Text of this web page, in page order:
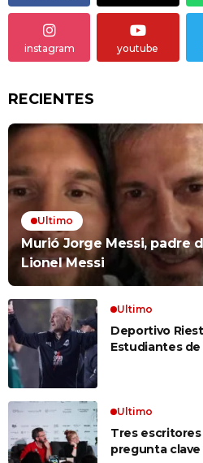
instagram youtube
RECIENTES
Ultimo
Murió Jorge Messi, padre
Lionel Messi
Ultimo
Deportivo
Estudiantes de
cómo ver el
Ultimo
Tres escritores
pregunta clave